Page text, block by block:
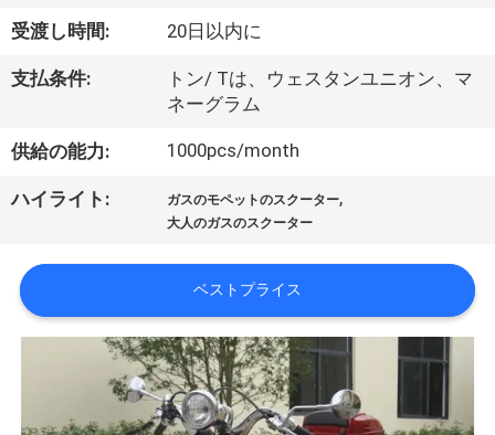
い
て
工
場
行
受渡し時間: 20日以内に
支払条件:
トン/ Tは、ウェスタンユニオン、マ
ネーグラム
供給の能力: 1000pcs/month
ハイライト: ガスのモペットのスクーター,
大人のガスのスクーター
ベストプライス